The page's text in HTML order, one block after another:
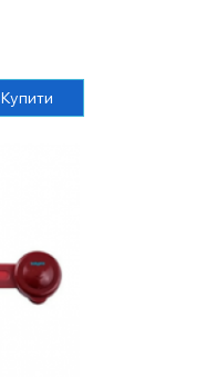
Купити